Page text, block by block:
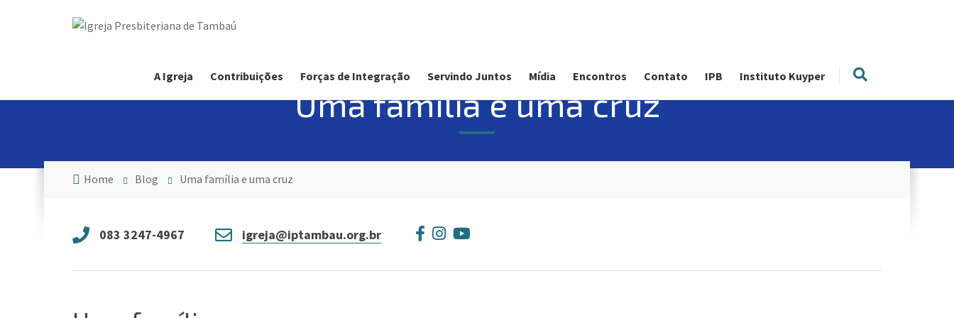
A Igreja Contribuições Forças de Integração Servindo Juntos Mídia Encontros Contato IPB Instituto Kuyper
Uma família e uma cruz
Home Blog Uma família e uma cruz
083 3247-4967 igreja@iptambau.org.br